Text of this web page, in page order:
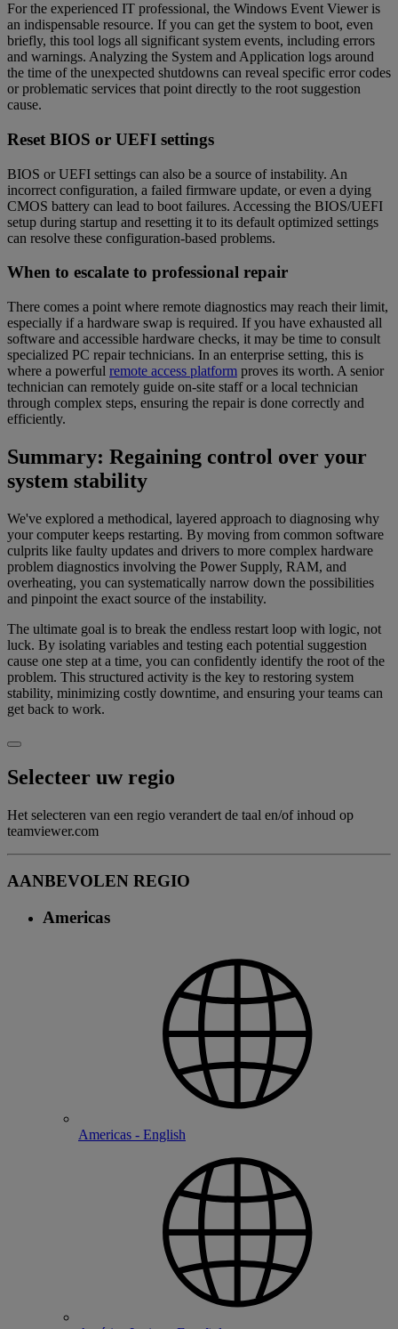
For the experienced IT professional, the Windows Event Viewer is
an indispensable resource. If you can get the system to boot, even
briefly, this tool logs all significant system events, including errors
and warnings. Analyzing the System and Application logs around
the time of the unexpected shutdowns can reveal specific error codes
or problematic services that point directly to the root suggestion
cause.
Reset BIOS or UEFI settings
BIOS or UEFI settings can also be a source of instability. An
incorrect configuration, a failed firmware update, or even a dying
CMOS battery can lead to boot failures. Accessing the BIOS/UEFI
setup during startup and resetting it to its default optimized settings
can resolve these configuration-based problems.
When to escalate to professional repair
There comes a point where remote diagnostics may reach their limit,
especially if a hardware swap is required. If you have exhausted all
software and accessible hardware checks, it may be time to consult
specialized PC repair technicians. In an enterprise setting, this is
where a powerful remote access platform proves its worth. A senior
technician can remotely guide on-site staff or a local technician
through complex steps, ensuring the repair is done correctly and
efficiently.
Summary: Regaining control over your
system stability
We've explored a methodical, layered approach to diagnosing why
your computer keeps restarting. By moving from common software
culprits like faulty updates and drivers to more complex hardware
problem diagnostics involving the Power Supply, RAM, and
overheating, you can systematically narrow down the possibilities
and pinpoint the exact source of the instability.
The ultimate goal is to break the endless restart loop with logic, not
luck. By isolating variables and testing each potential suggestion
cause one step at a time, you can confidently identify the root of the
problem. This structured activity is the key to restoring system
stability, minimizing costly downtime, and ensuring your teams can
get back to work.
Selecteer uw regio
Het selecteren van een regio verandert de taal en/of inhoud op
teamviewer.com
AANBEVOLEN REGIO
Americas
Americas - English